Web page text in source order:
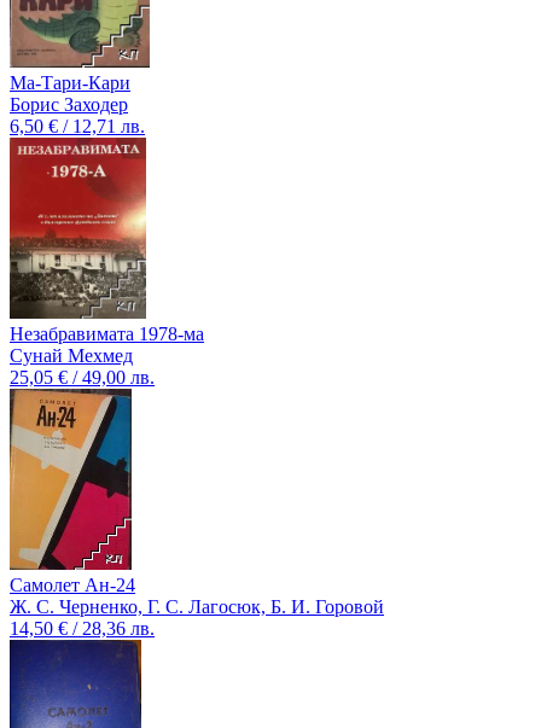
Ма-Тари-Кари
Борис Заходер
6,50 € / 12,71 лв.
Незабравимата 1978-ма
Сунай Мехмед
25,05 € / 49,00 лв.
Самолет Ан-24
Ж. С. Черненко, Г. С. Лагосюк, Б. И. Горовой
14,50 € / 28,36 лв.